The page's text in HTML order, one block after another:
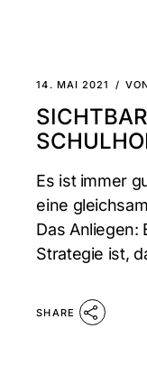
14. MAI 2021
Es ist immer
eine
Das Anliegen:
Strategie ist,
SHARE